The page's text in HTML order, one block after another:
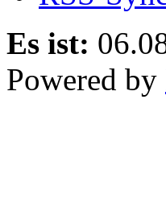
Es ist:
Powered by